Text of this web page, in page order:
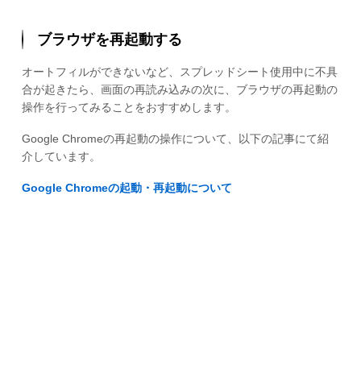
ブラウザを再起動する
オートフィルができないなど、スプレッドシート使用中に不具
合が起きたら、画面の再読み込みの次に、ブラウザの再起動の
操作を行ってみることをおすすめします。
Google Chromeの再起動の操作について、以下の記事にて紹
介しています。
Google Chromeの起動・再起動について